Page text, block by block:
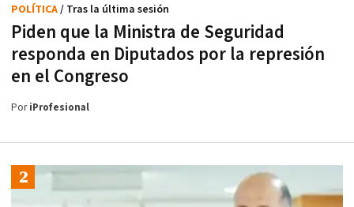
Piden que la Ministra de Seguridad
responda en Diputados por la represión
en el Congreso
POLÍTICA/ Tras la última sesión
PoriProfesional